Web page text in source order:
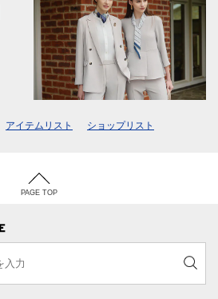
アイテムリスト ショップリスト
PAGE TOP